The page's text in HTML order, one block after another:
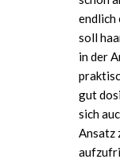
endlich
soll
in der
gut
sich
Ansatz